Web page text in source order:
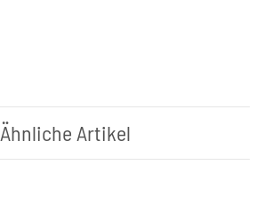
Ähnliche Artikel